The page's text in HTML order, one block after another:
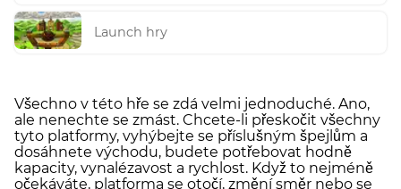
Launch hry
Všechno v této hře se zdá velmi jednoduché. Ano,
ale nenechte se zmást. Chcete-li přeskočit všechny
tyto platformy, vyhýbejte se příslušným špejlům a
dosáhnete východu, budete potřebovat hodně
kapacity, vynalézavost a rychlost. Když to nejméně
očekáváte, platforma se otočí, změní směr nebo se